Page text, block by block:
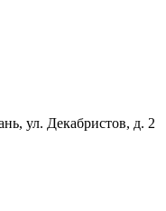
ул. Декабристов, д. 2